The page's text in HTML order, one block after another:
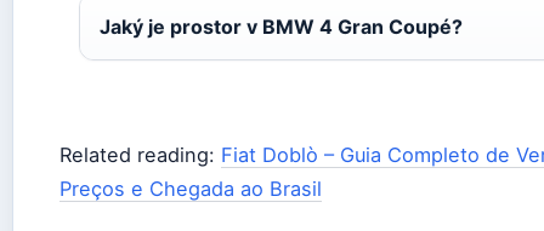
Jaký je prostor v BMW 4 Gran Coupé?
Related reading: Fiat Doblò – Guia Completo de
Preços e Chegada ao Brasil